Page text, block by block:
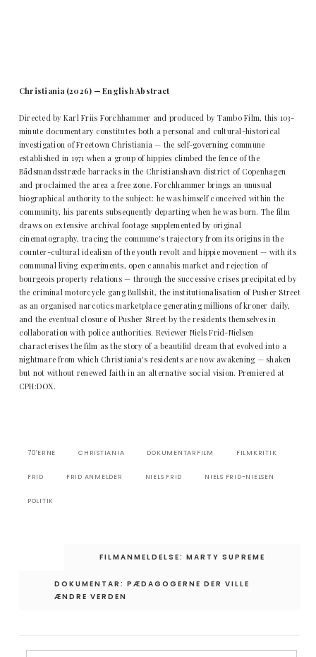
Christiania (2026) — English Abstract
Directed by Karl Friis Forchhammer and produced by Tambo Film, this 103-
minute documentary constitutes both a personal and cultural-historical
investigation of Freetown Christiania — the self-governing commune
established in 1971 when a group of hippies climbed the fence of the
Bådsmandsstræde barracks in the Christianshavn district of Copenhagen
and proclaimed the area a free zone. Forchhammer brings an unusual
biographical authority to the subject: he was himself conceived within the
community, his parents subsequently departing when he was born. The film
draws on extensive archival footage supplemented by original
cinematography, tracing the commune's trajectory from its origins in the
counter-cultural idealism of the youth revolt and hippie movement — with its
communal living experiments, open cannabis market and rejection of
bourgeois property relations — through the successive crises precipitated by
the criminal motorcycle gang Bullshit, the institutionalisation of Pusher Street
as an organised narcotics marketplace generating millions of kroner daily,
and the eventual closure of Pusher Street by the residents themselves in
collaboration with police authorities. Reviewer Niels Frid-Nielsen
characterises the film as the story of a beautiful dream that evolved into a
nightmare from which Christiania's residents are now awakening — shaken
but not without renewed faith in an alternative social vision. Premiered at
CPH:DOX.
70'ERNE CHRISTIANIA DOKUMENTARFILM FILMKRITIK
FRID FRID ANMELDER NIELS FRID NIELS FRID-NIELSEN
POLITIK
IndlægsnavigationFILMANMELDELSE: MARTY SUPREME
DOKUMENTAR: PÆDAGOGERNE DER VILLE
ÆNDRE VERDEN